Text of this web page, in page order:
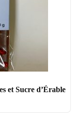
et Sucre d’Érable